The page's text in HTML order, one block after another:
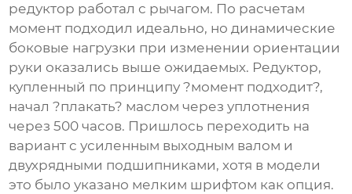
редуктор работал с рычагом. По расчетам
момент подходил идеально, но динамические
боковые нагрузки при изменении ориентации
руки оказались выше ожидаемых. Редуктор,
купленный по принципу ?момент подходит?,
начал ?плакать? маслом через уплотнения
через 500 часов. Пришлось переходить на
вариант с усиленным выходным валом и
двухрядными подшипниками, хотя в модели
это было указано мелким шрифтом как опция.